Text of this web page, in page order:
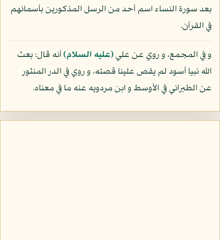
بعد سورة النساء اسم أحد من الرسل المذكورين بأسمائهم
في القرآن.
و في المجمع، و روي عن علي(عليه السلام)أنه قال: بعث
الله نبيا أسود لم يقص علينا قصته، و روي في الدر المنثور
عن الطبراني في الأوسط و ابن مردويه عنه ما في معناه.